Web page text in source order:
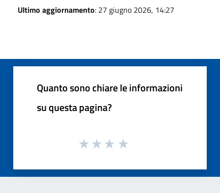
Ultimo aggiornamento: 27 giugno 2026, 14:27
Quanto sono chiare le informazioni
su questa pagina?